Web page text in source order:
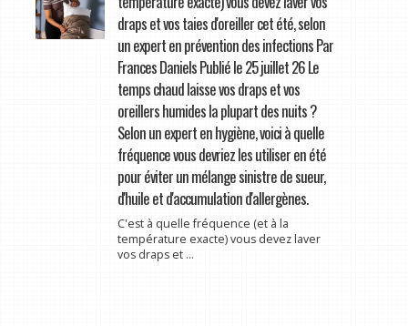
draps et vos taies d'oreiller cet été, selon
un expert en prévention des infections Par
Frances Daniels Publié le 25 juillet 26 Le
temps chaud laisse vos draps et vos
oreillers humides la plupart des nuits ?
Selon un expert en hygiène, voici à quelle
fréquence vous devriez les utiliser en été
pour éviter un mélange sinistre de sueur,
d'huile et d'accumulation d'allergènes.
C'est à quelle fréquence (et à la
température exacte) vous devez laver
vos draps et ...